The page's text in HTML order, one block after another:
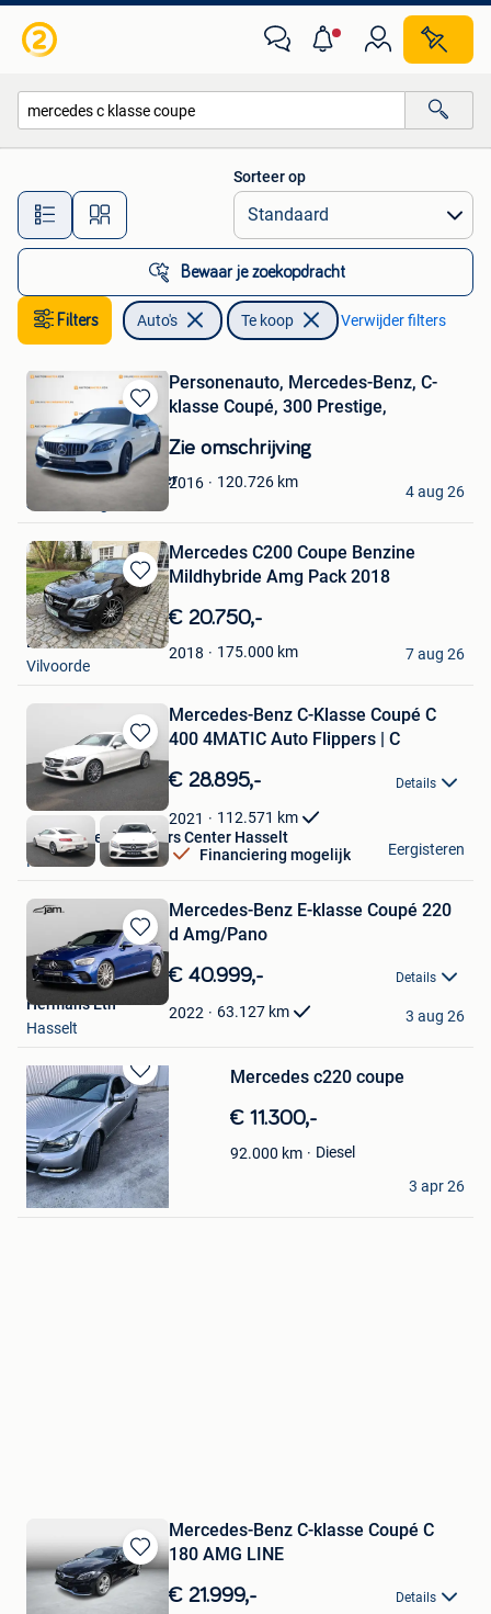
Alle afstanden…
Sorteer op
Bewaar je zoekopdracht
Filters Auto's Te koop Verwijder filters
Bewaren
in
Mijn
Favorieten
Personenauto, Mercedes-Benz, C-
klasse Coupé, 300 Prestige,
Zie omschrijving
2016 120.726 km
Onlineveilingmeester
Soesterberg
4 aug 26
Bewaren
in
Mijn
Favorieten
Mercedes C200 Coupe Benzine
Mildhybride Amg Pack 2018
€ 20.750,-
2018 175.000 km
EGO-CARS
Vilvoorde
7 aug 26
Bewaren
in
Favorieten
Mercedes-Benz C-Klasse Coupé C
400 4MATIC Auto Flippers | C
€ 28.895,- Details
2021 112.571 km
Financiering mogelijk
Van Mossel Used Cars Center Hasselt
Hasselt
Eergisteren
Bewaren
in
Mijn
Favorieten
Mercedes-Benz E-klasse Coupé 220
d Amg/Pano
€ 40.999,- Details
2022 63.127 km
Hermans Etn
Hasselt
3 aug 26
Bewaren
in
Mijn
Favorieten
Mercedes c220 coupe
€ 11.300,-
92.000 km
Diesel
Tom Hemelaers
Bocholt
3 apr 26
Bewaren
in
Mercedes-Benz C-klasse Coupé C
180 AMG LINE
€ 21.999,- Details